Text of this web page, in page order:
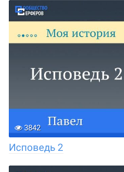
3842
Исповедь 2